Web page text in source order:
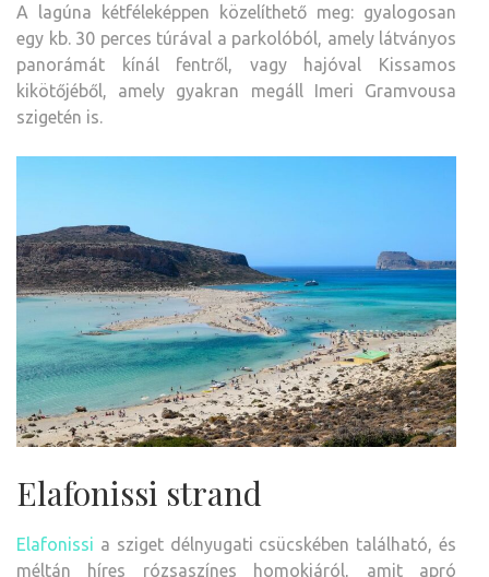
A lagúna kétféleképpen közelíthető meg: gyalogosan
egy kb. 30 perces túrával a parkolóból, amely látványos
panorámát kínál fentről, vagy hajóval Kissamos
kikötőjéből, amely gyakran megáll Imeri Gramvousa
szigetén is.
Elafonissi strand
Elafonissi a sziget délnyugati csücskében található, és
méltán híres rózsaszínes homokjáról, amit apró